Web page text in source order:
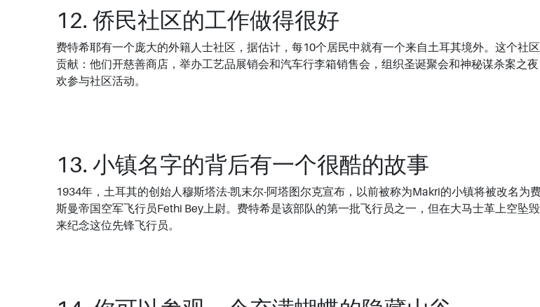
12. 侨民社区的工作做得很好
费特希耶有一个庞大的外籍人士社区，据估计，每10个居民中就有一个来自土耳其境外。这个社
贡献：他们开慈善商店，举办工艺品展销会和汽车行李箱销售会，组织圣诞聚会和神秘谋杀案之
欢参与社区活动。
13. 小镇名字的背后有一个很酷的故事
1934年，土耳其的创始人穆斯塔法-凯末尔-阿塔图尔克宣布，以前被称为Makri的小镇将被改名为
斯曼帝国空军飞行员Fethi Bey上尉。费特希是该部队的第一批飞行员之一，但在大马士革上空坠
来纪念这位先锋飞行员。